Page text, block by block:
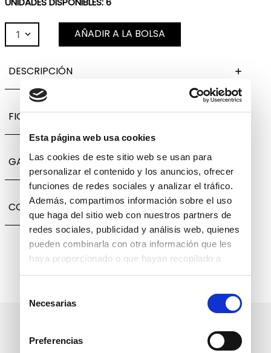
Esta página web usa cookies
Las cookies de este sitio web se usan para
personalizar el contenido y los anuncios, ofrecer
funciones de redes sociales y analizar el tráfico.
Además, compartimos información sobre el uso
que haga del sitio web con nuestros partners de
redes sociales, publicidad y análisis web, quienes
pueden combinarla con otra información que les
haya proporcionado o que hayan recopilado a
partir del uso que haya hecho de sus servicios.
deNecesarias
Preferencias
1 AÑADIR A LA BOLSA
DESCRIPCIÓN
FICHA TÉCNICA
GARANTÍA, CAMBIOS Y DEVOLUCIONES
COMPARTIR
Suscríbete a nuestro boletín